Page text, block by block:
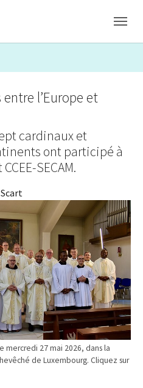
mercredi 27 mai 2026, dans la
de Luxembourg. Cliquez sur
l’Europe et
cardinaux et
ont participé à
SECAM.